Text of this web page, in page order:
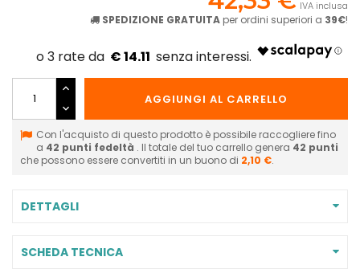
IVA inclusa
SPEDIZIONE GRATUITA per ordini superiori a 39€!
€ 14.11
AGGIUNGI AL CARRELLO
Con l'acquisto di questo prodotto è possibile raccogliere fino
a 42 punti fedeltà . Il totale del tuo carrello genera 42 punti
che possono essere convertiti in un buono di 2,10 €.
DETTAGLI
SCHEDA TECNICA